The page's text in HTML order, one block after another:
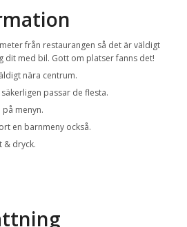
från restaurangen så det är väldigt
dit med bil. Gott om platser fanns det!
nära centrum.
passar de flesta.
menyn.
en barnmeny också.
& dryck.